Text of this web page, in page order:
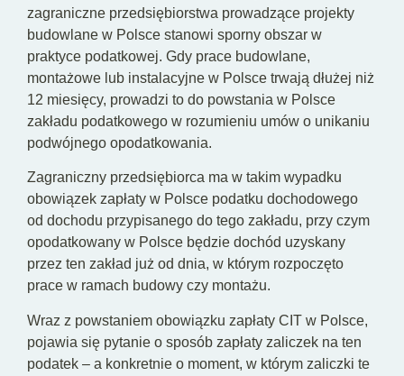
zagraniczne przedsiębiorstwa prowadzące projekty
budowlane w Polsce stanowi sporny obszar w
praktyce podatkowej. Gdy prace budowlane,
montażowe lub instalacyjne w Polsce trwają dłużej niż
12 miesięcy, prowadzi to do powstania w Polsce
zakładu podatkowego w rozumieniu umów o unikaniu
podwójnego opodatkowania.
Zagraniczny przedsiębiorca ma w takim wypadku
obowiązek zapłaty w Polsce podatku dochodowego
od dochodu przypisanego do tego zakładu, przy czym
opodatkowany w Polsce będzie dochód uzyskany
przez ten zakład już od dnia, w którym rozpoczęto
prace w ramach budowy czy montażu.
Wraz z powstaniem obowiązku zapłaty CIT w Polsce,
pojawia się pytanie o sposób zapłaty zaliczek na ten
podatek – a konkretnie o moment, w którym zaliczki te